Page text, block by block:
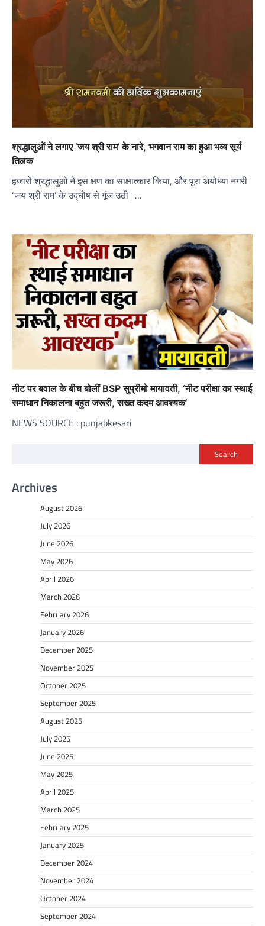
श्रद्धालुओं ने लगाए ‘जय श्री राम’ के नारे, भगवान राम का हुआ भव्य सूर्य
तिलक
हजारों श्रद्धालुओं ने इस क्षण का साक्षात्कार किया, और पूरा अयोध्या नगरी
‘जय श्री राम’ के उद्घोष से गूंज उठी।…
नीट पर बवाल के बीच बोलीं BSP सुप्रीमो मायावती, ‘नीट परीक्षा का स्थाई
समाधान निकालना बहुत जरूरी, सख्त कदम आवश्यक’
NEWS SOURCE : punjabkesari
Search
Archives
August 2026
July 2026
June 2026
May 2026
April 2026
March 2026
February 2026
January 2026
December 2025
November 2025
October 2025
September 2025
August 2025
July 2025
June 2025
May 2025
April 2025
March 2025
February 2025
January 2025
December 2024
November 2024
October 2024
September 2024